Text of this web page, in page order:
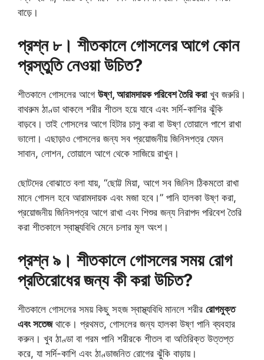
বাড়ে।
প্রশ্ন ৮। শীতকালে গোসলের আগে কোন
প্রস্তুতি নেওয়া উচিত?
শীতকালে গোসলের আগে উষ্ণ, আরামদায়ক পরিবেশ তৈরি করাখুব জরুরি।
বাথরুম ঠাণ্ডা থাকলে শরীর শীতল হয়ে যাবে এবং সর্দি-কাশির ঝুঁকি
বাড়বে। তাই গোসলের আগে হিটার চালু করা বা উষ্ণ তোয়ালে পাশে রাখা
ভালো। এছাড়াও গোসলের জন্য সব প্রয়োজনীয় জিনিসপত্র যেমন
সাবান, লোশন, তোয়ালে আগে থেকে সাজিয়ে রাখুন।
ছোটদের বোঝাতে বলা যায়, “ছোট্ট মিয়া, আগে সব জিনিস ঠিকমতো রাখা
মানে গোসল হবে আরামদায়ক এবং মজা হবে।” পানি হালকা উষ্ণ করা,
প্রয়োজনীয় জিনিসপত্র আগে রাখা এবং শিশুর জন্য নিরাপদ পরিবেশ তৈরি
করা শীতকালে স্বাস্থ্যবিধি মেনে চলার মূল অংশ।
প্রশ্ন ৯। শীতকালে গোসলের সময় রোগ
প্রতিরোধের জন্য কী করা উচিত?
শীতকালে গোসলের সময় কিছু সহজ স্বাস্থ্যবিধি মানলে শরীর রোগমুক্ত
এবং সতেজথাকে। প্রথমত, গোসলের জন্য হালকা উষ্ণ পানি ব্যবহার
করুন। খুব ঠাণ্ডা বা গরম পানি শরীরকে শীতল বা অতিরিক্ত উত্তপ্ত
করে, যা সর্দি-কাশি এবং ঠাণ্ডাজনিত রোগের ঝুঁকি বাড়ায়।